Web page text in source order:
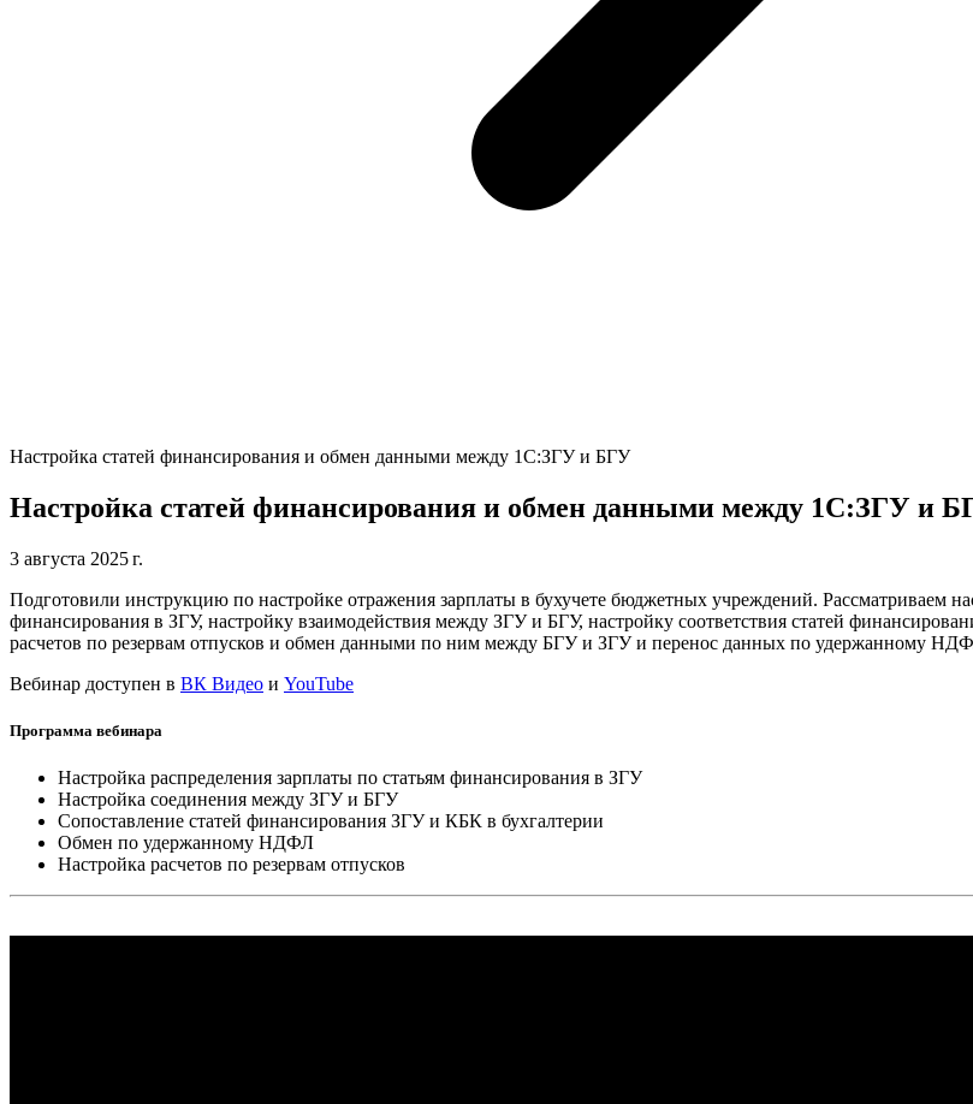
Настройка статей финансирования и обмен данными между 1С:ЗГУ и БГУ
Настройка статей финансирования и обмен данными между 1С:ЗГУ и
3 августа 2025 г.
Подготовили инструкцию по настройке отражения зарплаты в бухучете бюджетных учреждений. Рассматриваем
финансирования в ЗГУ, настройку взаимодействия между ЗГУ и БГУ, настройку соответствия статей
расчетов по резервам отпусков и обмен данными по ним между БГУ и ЗГУ и перенос данных по удержанному
Вебинар доступен в ВК Видео и YouTube
Программа вебинара
Настройка распределения зарплаты по статьям финансирования в ЗГУ
Настройка соединения между ЗГУ и БГУ
Сопоставление статей финансирования ЗГУ и КБК в бухгалтерии
Обмен по удержанному НДФЛ
Настройка расчетов по резервам отпусков